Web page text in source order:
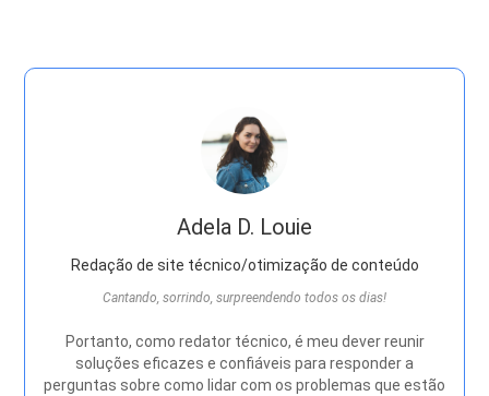
Adela D. Louie
Redação de site técnico/otimização de conteúdo
Cantando, sorrindo, surpreendendo todos os dias!
Portanto, como redator técnico, é meu dever reunir
soluções eficazes e confiáveis ​​para responder a
perguntas sobre como lidar com os problemas que estão